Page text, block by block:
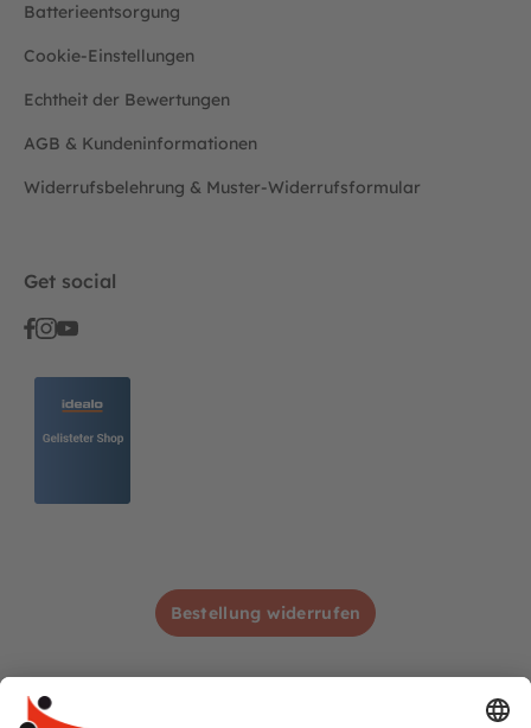
Batterieentsorgung
Cookie-Einstellungen
Echtheit der Bewertungen
AGB & Kundeninformationen
Widerrufsbelehrung & Muster-Widerrufsformular
Get social
Bestellung widerrufen